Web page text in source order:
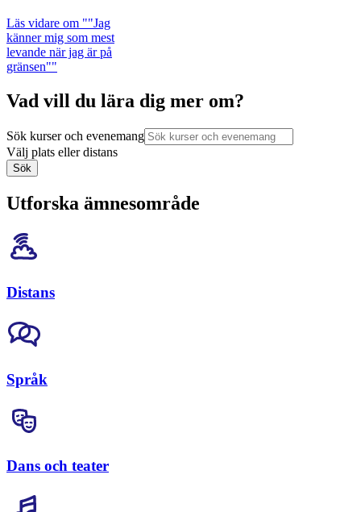
Läs vidare om ""Jag
känner mig som mest
levande när jag är på
gränsen""
Vad vill du lära dig mer om?
Sök kurser och evenemang
Välj plats eller distans
Sök
Utforska ämnesområde
Distans
Språk
Dans och teater